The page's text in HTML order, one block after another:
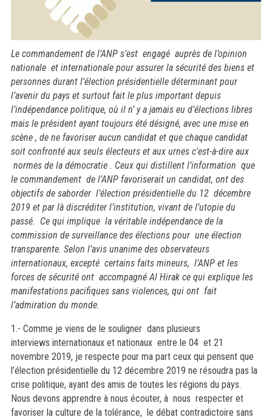
Le commandement de l’ANP s’est engagé auprès de l’opinion
nationale et internationale pour assurer la sécurité des biens et
personnes durant l’élection présidentielle déterminant pour
l’avenir du pays et surtout fait le plus important depuis
l’indépendance politique, où il n’ y a jamais eu d’élections libres
mais le président ayant toujours été désigné, avec une mise en
scène , de ne favoriser aucun candidat et que chaque candidat
soit confronté aux seuls électeurs et aux urnes c'est-à-dire aux
normes de la démocratie . Ceux qui distillent l’information que
le commandement de l’ANP favoriserait un candidat, ont des
objectifs de saborder l’élection présidentielle du 12 décembre
2019 et par là discréditer l’institution, vivant de l’utopie du
passé. Ce qui implique la véritable indépendance de la
commission de surveillance des élections pour une élection
transparente. Selon l’avis unanime des observateurs
internationaux, excepté certains faits mineurs, l’ANP et les
forces de sécurité ont accompagné Al Hirak ce qui explique les
manifestations pacifiques sans violences, qui ont fait
l’admiration du monde.
1.- Comme je viens de le souligner dans plusieurs
interviews internationaux et nationaux entre le 04 et 21
novembre 2019, je respecte pour ma part ceux qui pensent que
l’élection présidentielle du 12 décembre 2019 ne résoudra pas la
crise politique, ayant des amis de toutes les régions du pays.
Nous devons apprendre à nous écouter, à nous respecter et
favoriser la culture de la tolérance, le débat contradictoire sans